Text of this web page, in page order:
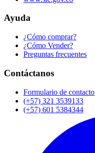
Ayuda
¿Cómo comprar?
¿Cómo Vender?
Preguntas frecuentes
Contáctanos
Formulario de contacto
(+57) 321 3539133
(+57) 601 5384344